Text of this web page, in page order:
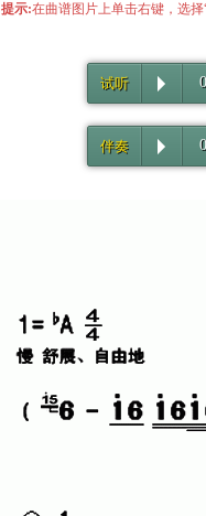
提示:在曲谱图片上单击右键，选
试听
伴奏